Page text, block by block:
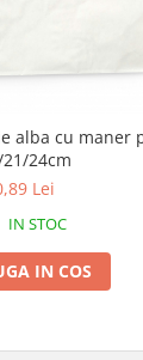
alba cu maner
24cm
Lei
IN STOC
IN COS